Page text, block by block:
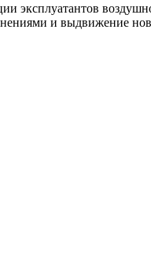
и выдвижение